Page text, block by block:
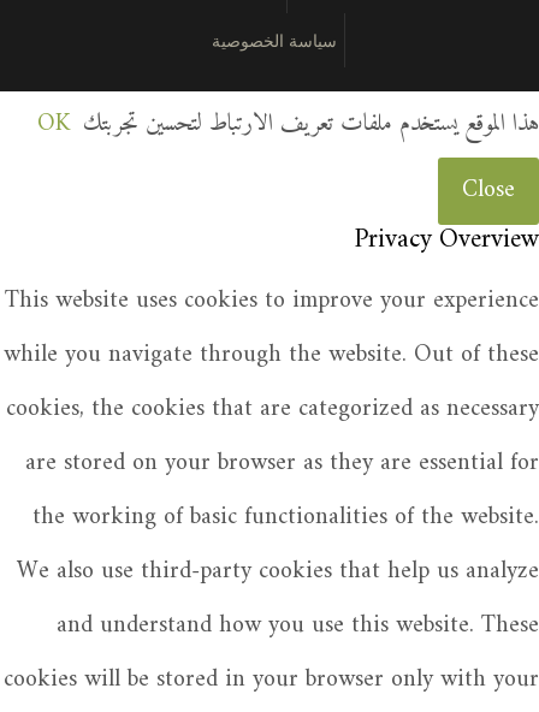
سياسة الخصوصية
هذا الموقع يستخدم ملفات تعريف الارتباط لتحسين تجربتك OK
Close
Privacy Overview
This website uses cookies to improve your experience
while you navigate through the website. Out of these
cookies, the cookies that are categorized as necessary
are stored on your browser as they are essential for
the working of basic functionalities of the website.
We also use third-party cookies that help us analyze
and understand how you use this website. These
cookies will be stored in your browser only with your